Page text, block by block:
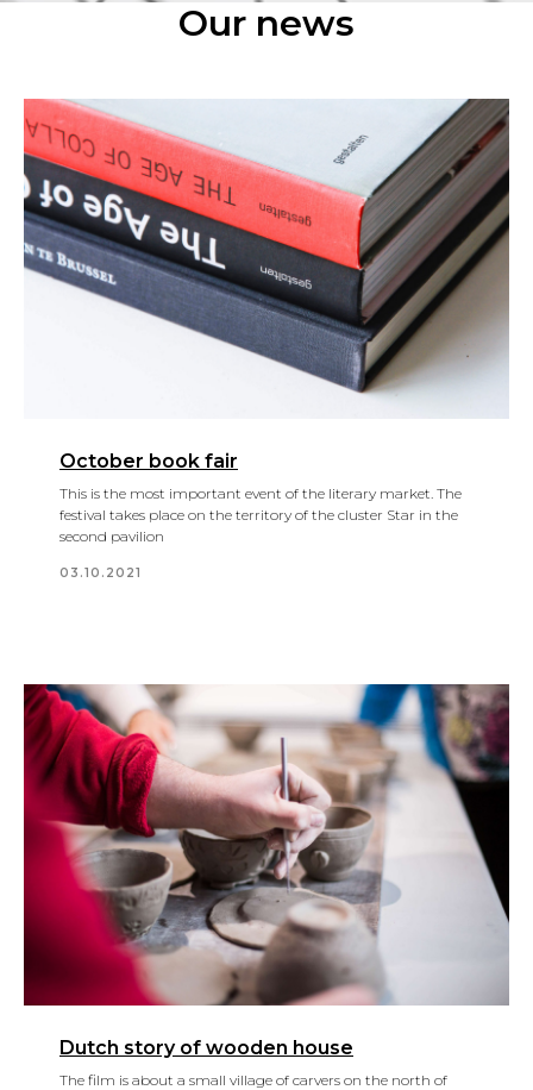
Our news
October book fair
This is the most important event of the literary market. The
festival takes place on the territory of the cluster Star in the
second pavilion
03.10.2021
Dutch story of wooden house
The film is about a small village of carvers on the north of